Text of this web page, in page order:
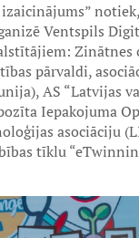
Ventspils
Zinātnes
pārvaldi,
AS “Latvijas
Iepakojuma
asociāciju
tīklu